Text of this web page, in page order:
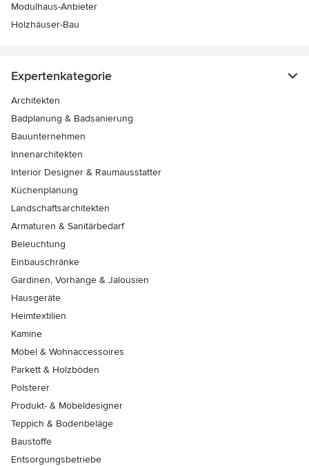
Modulhaus-Anbieter
Holzhäuser-Bau
Expertenkategorie
Architekten
Badplanung & Badsanierung
Bauunternehmen
Innenarchitekten
Interior Designer & Raumausstatter
Küchenplanung
Landschaftsarchitekten
Armaturen & Sanitärbedarf
Beleuchtung
Einbauschränke
Gardinen, Vorhänge & Jalousien
Hausgeräte
Heimtextilien
Kamine
Möbel & Wohnaccessoires
Parkett & Holzböden
Polsterer
Produkt- & Möbeldesigner
Teppich & Bodenbeläge
Baustoffe
Entsorgungsbetriebe